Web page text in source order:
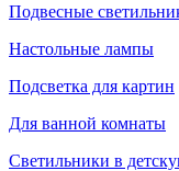
Подвесные
Настольные лампы
Подсветка для картин
Для ванной комнаты
Светильники в